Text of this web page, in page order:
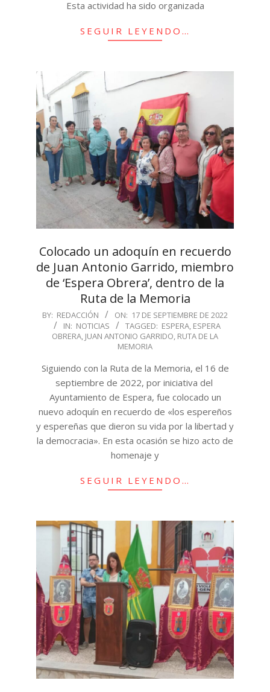
Esta actividad ha sido organizada
SEGUIR LEYENDO…
Colocado un adoquín en recuerdo
de Juan Antonio Garrido, miembro
de ‘Espera Obrera’, dentro de la
Ruta de la Memoria
2022-
BY: REDACCIÓN ON: 17 DE SEPTIEMBRE DE 2022
IN: NOTICIAS TAGGED: ESPERA, ESPERA
OBRERA, JUAN ANTONIO GARRIDO, RUTA DE LA
MEMORIA
Siguiendo con la Ruta de la Memoria, el 16 de
septiembre de 2022, por iniciativa del
Ayuntamiento de Espera, fue colocado un
nuevo adoquín en recuerdo de «los espereños
y espereñas que dieron su vida por la libertad y
la democracia». En esta ocasión se hizo acto de
homenaje y
SEGUIR LEYENDO…